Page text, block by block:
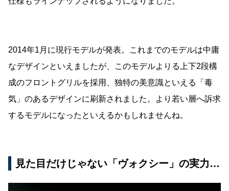
2014年1月に現行モデルが発表。これまでのモデルは中庸
なデザインといえましたが、このモデルよりる上下2段構
成のフロントグリルを採用、独特の美意識といえる「毒
気」のあるデザインに刷新されました。より若い層へ訴求
するモデルになったといえるかもしれませんね。
見た目だけじゃない「ヴォクシー」の実力…